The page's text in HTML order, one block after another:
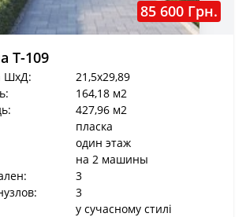
85 600 Грн.
T-109
ШхД:
21,5x29,89
164,18 м2
427,96 м2
пласка
один этаж
на 2 машины
3
3
у сучасному стилі